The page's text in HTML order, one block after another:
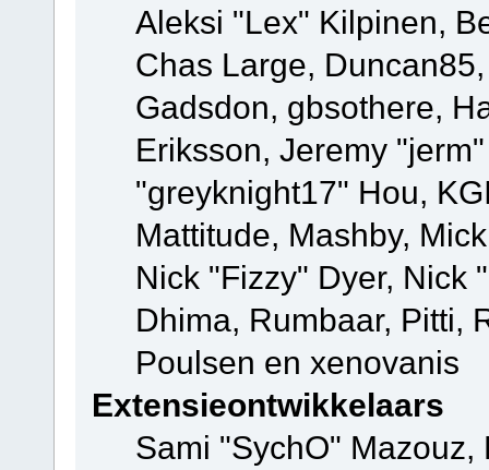
Aleksi "Lex" Kilpinen,
Chas Large,
Gadsdon, gbsothere,
Eriksson, Jeremy
"greyknight17" Hou,
Mattitude, Mashby,
Nick "Fizzy" Dyer, Nick
Dhima, Rumbaar, Pitti,
Poulsen en xenovanis
Extensieontwikkelaars
Sami "SychO"